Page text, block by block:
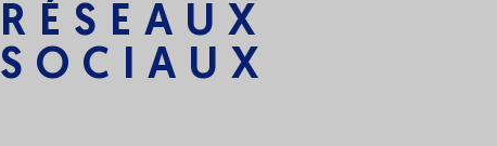
RÉSEAUX
SOCIAUX